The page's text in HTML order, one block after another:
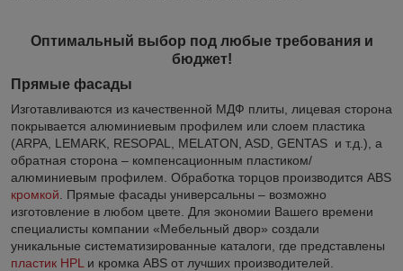
Оптимальный выбор под любые требования и
бюджет!
Прямые фасады
Изготавливаются из качественной МДФ плиты, лицевая сторона
покрывается алюминиевым профилем или слоем пластика
(ARPA, LEMARK, RESOPAL, MELATON, ASD, GENTAS и т.д.), а
обратная сторона – компенсационным пластиком/
алюминиевым профилем. Обработка торцов производится ABS
кромкой . Прямые фасады универсальны – возможно
изготовление в любом цвете. Для экономии Вашего времени
специалисты компании «Мебельный двор» создали
уникальные систематизированные каталоги, где представлены
пластик HPL и кромка ABS от лучших производителей.